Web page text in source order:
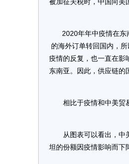
2020年年中疫情在东南
的海外订单转回国内，
疫情的反复，也一直在影
东南亚。因此，供应链的
相比于疫情和中美贸易
从图表可以看出，中美
坦的份额因疫情影响而下